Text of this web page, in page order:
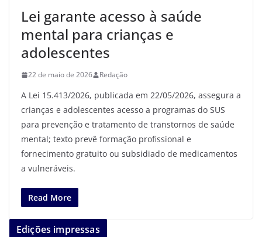
Lei garante acesso à saúde
mental para crianças e
adolescentes
22 de maio de 2026 Redação
A Lei 15.413/2026, publicada em 22/05/2026, assegura a
crianças e adolescentes acesso a programas do SUS
para prevenção e tratamento de transtornos de saúde
mental; texto prevê formação profissional e
fornecimento gratuito ou subsidiado de medicamentos
a vulneráveis.
Read More
Edições impressas